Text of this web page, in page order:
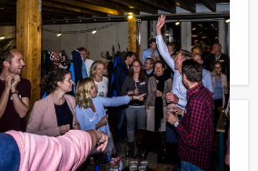
aantal deelnemers? Als u
minimale aantal te betalen, kunt u
personen boeken!